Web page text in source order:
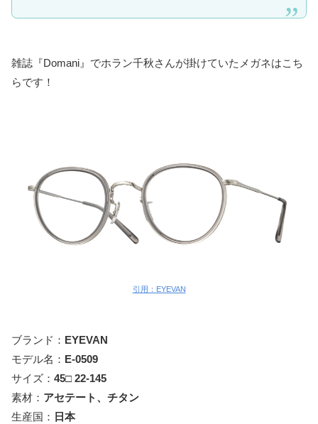
雑誌『Domani』でホラン千秋さんが掛けていたメガネはこち
らです！
引用：EYEVAN
ブランド： EYEVAN
モデル名： E-0509
サイズ： 45□ 22-145
素材： アセテート、チタン
生産国： 日本